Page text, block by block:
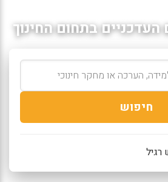
בתחום החינוך
חיפוש
רגיל